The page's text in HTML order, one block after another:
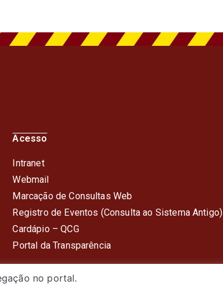
Acesso
Intranet
Webmail
Marcação de Consultas Web
Registro de Eventos (Consulta ao Sistema Antigo)
Cardápio – QCG
Portal da Transparência
no portal.